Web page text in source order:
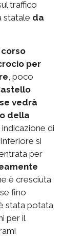
traffico
statale da
per
, poco
vedrà
della
di
si
per
è cresciuta
fino
stata potata
per il